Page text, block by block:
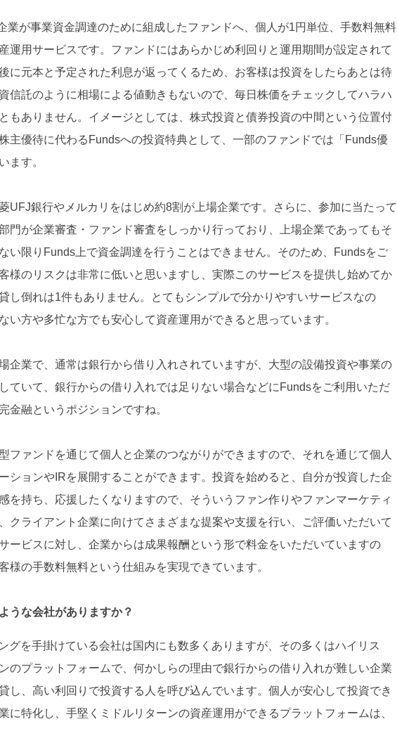
業が事業資金調達のために組成したファンドへ、個人が1円単位、手数料無料
運用サービスです。ファンドにはあらかじめ利回りと運用期間が設定されて
に元本と予定された利息が返ってくるため、お客様は投資をしたらあとは待
信託のように相場による値動きもないので、毎日株価をチェックしてハラハ
もありません。イメージとしては、株式投資と債券投資の中間という位置付
主優待に代わるFundsへの投資特典として、一部のファンドでは「Funds優
ます。
UFJ銀行やメルカリをはじめ約8割が上場企業です。さらに、参加に当たって
門が企業審査・ファンド審査をしっかり行っており、上場企業であってもそ
い限りFunds上で資金調達を行うことはできません。そのため、Fundsをご
様のリスクは非常に低いと思いますし、実際このサービスを提供し始めてか
し倒れは1件もありません。とてもシンプルで分かりやすいサービスなの
い方や多忙な方でも安心して資産運用ができると思っています。
企業で、通常は銀行から借り入れされていますが、大型の設備投資や事業の
ていて、銀行からの借り入れでは足りない場合などにFundsをご利用いただ
金融というポジションですね。
ファンドを通じて個人と企業のつながりができますので、それを通じて個人
ションやIRを展開することができます。投資を始めると、自分が投資した企
を持ち、応援したくなりますので、そういうファン作りやファンマーケティ
クライアント企業に向けてさまざまな提案や支援を行い、ご評価いただいて
ービスに対し、企業からは成果報酬という形で料金をいただいていますの
様の手数料無料という仕組みを実現できています。
うな会社がありますか？
グを手掛けている会社は国内にも数多くありますが、その多くはハイリス
のプラットフォームで、何かしらの理由で銀行からの借り入れが難しい企業
し、高い利回りで投資する人を呼び込んでいます。個人が安心して投資でき
に特化し、手堅くミドルリターンの資産運用ができるプラットフォームは、